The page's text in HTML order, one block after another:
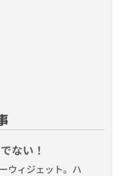
ない！
ウィジェット。ハ